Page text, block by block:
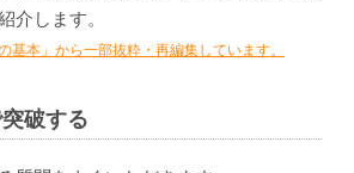
介します。
本」から一部抜粋・再編集しています。
破する